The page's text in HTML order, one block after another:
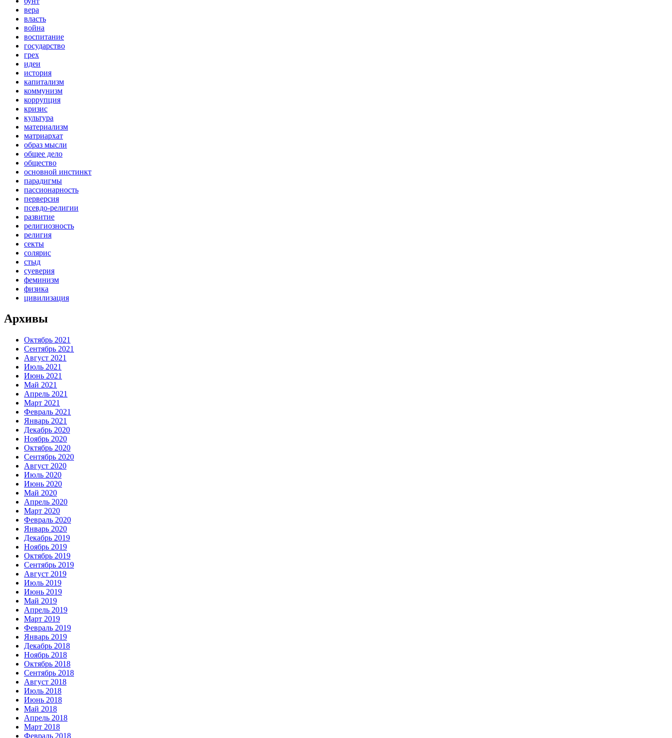
вера
власть
война
воспитание
государство
грех
идеи
история
капитализм
коммунизм
коррупция
кризис
культура
материализм
матриархат
образ мысли
общее дело
общество
основной инстинкт
парадигмы
пассионарность
перверсия
псевдо-религии
развитие
религиозность
религия
секты
солярис
стыд
суеверия
феминизм
физика
цивилизация
Архивы
Октябрь 2021
Сентябрь 2021
Август 2021
Июль 2021
Июнь 2021
Май 2021
Апрель 2021
Март 2021
Февраль 2021
Январь 2021
Декабрь 2020
Ноябрь 2020
Октябрь 2020
Сентябрь 2020
Август 2020
Июль 2020
Июнь 2020
Май 2020
Апрель 2020
Март 2020
Февраль 2020
Январь 2020
Декабрь 2019
Ноябрь 2019
Октябрь 2019
Сентябрь 2019
Август 2019
Июль 2019
Июнь 2019
Май 2019
Апрель 2019
Март 2019
Февраль 2019
Январь 2019
Декабрь 2018
Ноябрь 2018
Октябрь 2018
Сентябрь 2018
Август 2018
Июль 2018
Июнь 2018
Май 2018
Апрель 2018
Март 2018
Февраль 2018